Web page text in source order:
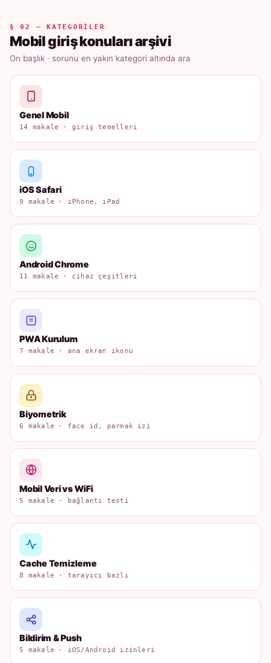
§ 02 — KATEGORILER
Mobil giriş konuları arşivi
On başlık · sorunu en yakın kategori altında ara
Genel Mobil
14 makale · giriş temelleri
iOS Safari
9 makale · iPhone, iPad
Android Chrome
11 makale · cihaz çeşitleri
PWA Kurulum
7 makale · ana ekran ikonu
Biyometrik
6 makale · face id, parmak izi
Mobil Veri vs WiFi
5 makale · bağlantı testi
Cache Temizleme
8 makale · tarayıcı bazlı
Bildirim & Push
5 makale · iOS/Android izinleri